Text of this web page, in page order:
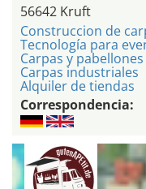
56642 Kruft
Construccion de
Tecnología para
Carpas y
Carpas industriales
Alquiler de tiendas
Correspondencia: